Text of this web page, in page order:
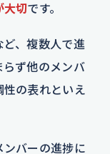
大切です。
、複数人で進
ず他のメンバ
の表れといえ
バーの進捗に